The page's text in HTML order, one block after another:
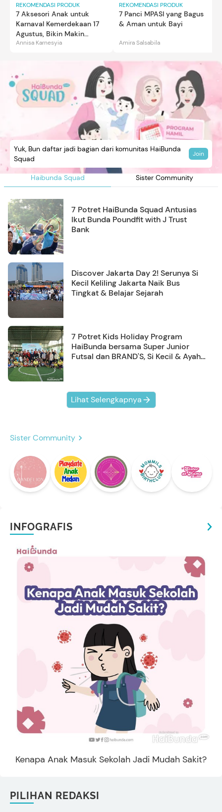
REKOMENDASI PRODUK
7 Aksesori Anak untuk
Karnaval Kemerdekaan 17
Agustus, Bikin Makin
Gemas
Annisa Karnesyia
REKOMENDASI PRODUK
7 Panci MPASI yang Bagus
& Aman untuk Bayi
Amira Salsabila
Haibunda Squad Sister Community
Yuk, Bun daftar jadi bagian dari komunitas HaiBunda
Squad
Join
7 Potret HaiBunda Squad Antusias
Ikut Bunda Poundfit with J Trust
Bank
Discover Jakarta Day 2! Serunya Si
Kecil Keliling Jakarta Naik Bus
Tingkat & Belajar Sejarah
7 Potret Kids Holiday Program
HaiBunda bersama Super Junior
Futsal dan BRAND'S, Si Kecil & Ayah
Lihat Selengkapnya
Sister Community
INFOGRAFIS
Kenapa Anak Masuk Sekolah Jadi Mudah Sakit?
PILIHAN REDAKSI